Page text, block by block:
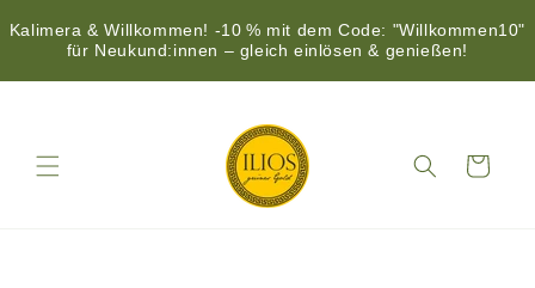
Kalimera & Willkommen! -10 % mit dem Code: "Willkommen10"
für Neukund:innen – gleich einlösen & genießen!
Inhalt
Warenkorb